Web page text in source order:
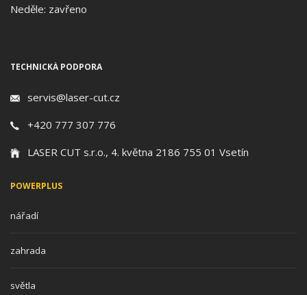
Neděle: zavřeno
TECHNICKÁ PODPORA
servis@laser-cut.cz
+420 777 307 776
LASER CUT s.r.o., 4. května 2186 755 01 Vsetín
POWERPLUS
nářadí
zahrada
světla